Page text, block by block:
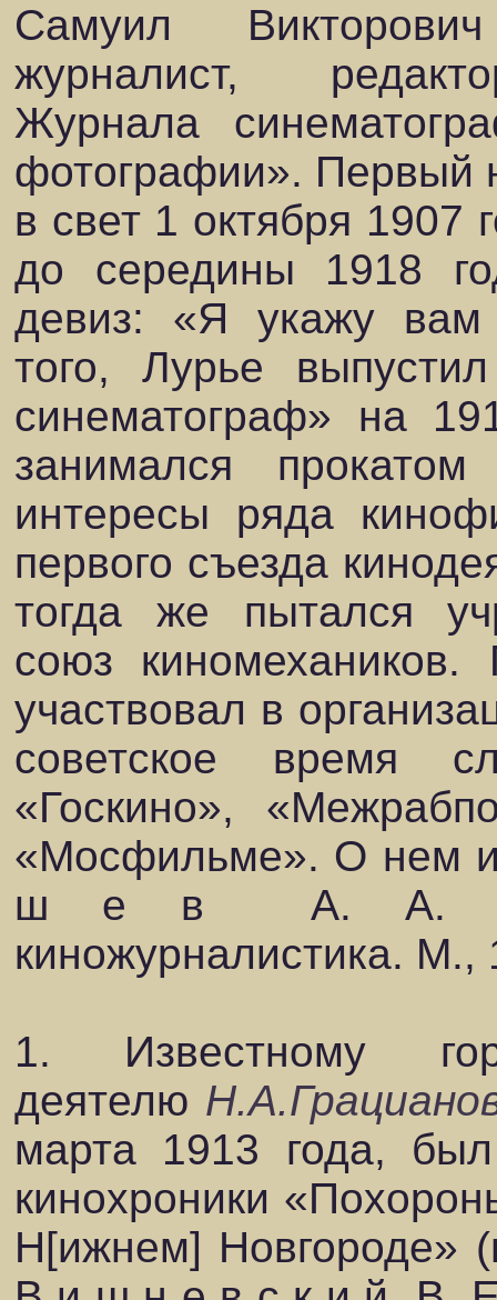
Самуил
журналист,
Журнала
фотографии». Первый
в свет 1 октября 1907
до середины 1918
девиз: «Я укажу вам
того, Лурье
синематограф» на
занимался
интересы ряда
первого съезда
тогда же пытался
союз
участвовал в
советское время
«Госкино»,
«Мосфильме». О нем
ш е в А. А.
киножурналистика. М.,
1. Известному
деятелю
марта 1913 года,
кинохроники
Н[ижнем] Новгороде»